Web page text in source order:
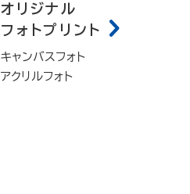
オリジナル
フォトプリント
キャンバスフォト
アクリルフォト